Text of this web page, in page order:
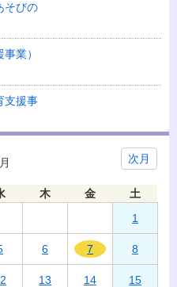
そびの
業）
支援事
次月
月
木 金
土
1
6 7 8
13 14 15